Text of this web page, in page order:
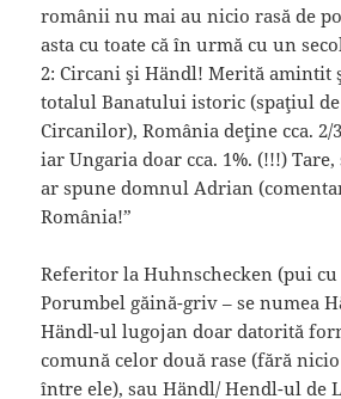
românii nu mai au nicio rasă de
asta cu toate că în urmă cu un
2: Circani şi Händl! Merită amintit
totalul Banatului istoric (spaţiul
Circanilor), România deţine cca. 2/
iar Ungaria doar cca. 1%. (!!!) Tare,
ar spune domnul Adrian
România!”
Referitor la Huhnschecken (pui
Porumbel găină-griv – se numea
Händl-ul lugojan doar datorită
comună celor două rase (fără
între ele), sau Händl/ Hendl-ul de